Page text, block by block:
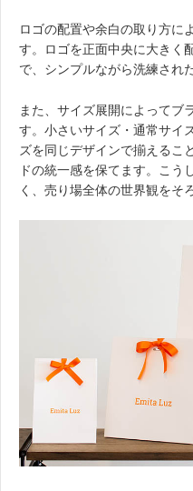
ロゴの配置や余白の取り方に
す。ロゴを正面中央に大きく
で、シンプルながら洗練され
また、サイズ展開によってブ
す。小さいサイズ・通常サイ
ズを同じデザインで揃えるこ
ドの統一感を保てます。こう
く、売り場全体の世界観をそ